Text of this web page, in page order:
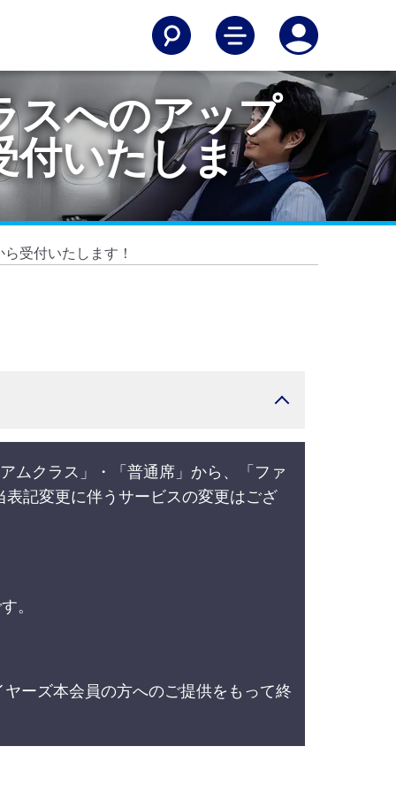
スへのアップ
付いたしま
受付いたします！
ムクラス」・「普通席」から、「ファ
記変更に伴うサービスの変更はござ
。
ーズ本会員の方へのご提供をもって終